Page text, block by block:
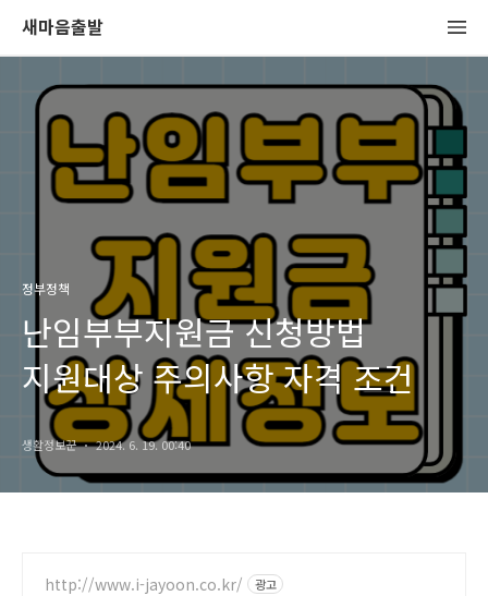
새마음출발
정부정책
난임부부지원금 신청방법
지원대상 주의사항 자격 조건
생활정보꾼 2024. 6. 19. 00:40
http://www.i-jayoon.co.kr/ 광고